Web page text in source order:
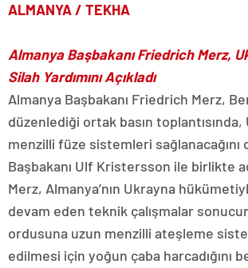
ALMANYA / TEKHA
Almanya Başbakanı Friedrich Merz,
Silah Yardımını Açıkladı
Almanya Başbakanı Friedrich Merz,
düzenlediği ortak basın toplantısında,
menzilli füze sistemleri sağlanacağını
Başbakanı Ulf Kristersson ile birlikte
Merz, Almanya’nın Ukrayna
devam eden teknik çalışmalar
ordusuna uzun menzilli ateşleme
edilmesi için yoğun çaba harcadığını